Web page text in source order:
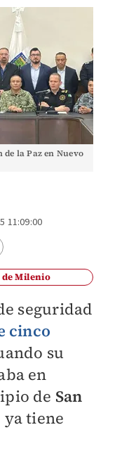
de la Paz en Nuevo
11:09:00
de Milenio
seguridad
cinco
su
en
de San
ya tiene